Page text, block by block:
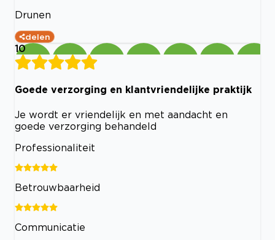
Drunen
delen
10
Goede verzorging en klantvriendelijke praktijk
Je wordt er vriendelijk en met aandacht en
goede verzorging behandeld
Professionaliteit
Betrouwbaarheid
Communicatie